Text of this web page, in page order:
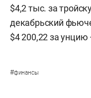
$4,2 тыс. за
декабрьский
$4 200,22 за
#финансы